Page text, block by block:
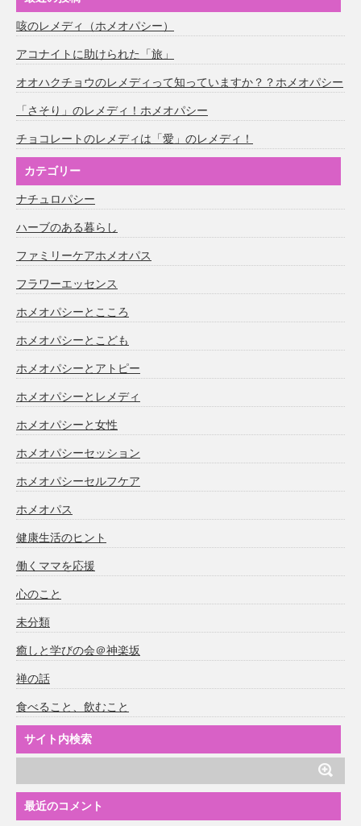
咳のレメディ（ホメオパシー）
アコナイトに助けられた「旅」
オオハクチョウのレメディって知っていますか？？ホメオパシー
「さそり」のレメディ！ホメオパシー
チョコレートのレメディは「愛」のレメディ！
カテゴリー
ナチュロパシー
ハーブのある暮らし
ファミリーケアホメオパス
フラワーエッセンス
ホメオパシーとこころ
ホメオパシーとこども
ホメオパシーとアトピー
ホメオパシーとレメディ
ホメオパシーと女性
ホメオパシーセッション
ホメオパシーセルフケア
ホメオパス
健康生活のヒント
働くママを応援
心のこと
未分類
癒しと学びの会＠神楽坂
禅の話
食べること、飲むこと
サイト内検索
最近のコメント